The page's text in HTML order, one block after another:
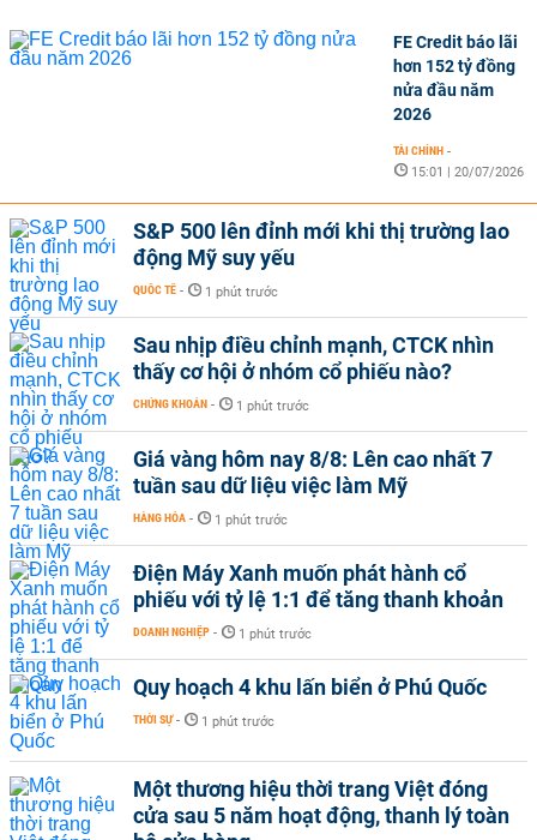
FE Credit báo lãi
hơn 152 tỷ đồng
nửa đầu năm
2026
TÀI CHÍNH -
15:01 | 20/07/2026
S&P 500 lên đỉnh mới khi thị trường lao
động Mỹ suy yếu
QUỐC TẾ - 1 phút trước
Sau nhịp điều chỉnh mạnh, CTCK nhìn
thấy cơ hội ở nhóm cổ phiếu nào?
CHỨNG KHOÁN - 1 phút trước
Giá vàng hôm nay 8/8: Lên cao nhất 7
tuần sau dữ liệu việc làm Mỹ
HÀNG HÓA - 1 phút trước
Điện Máy Xanh muốn phát hành cổ
phiếu với tỷ lệ 1:1 để tăng thanh khoản
DOANH NGHIỆP - 1 phút trước
Quy hoạch 4 khu lấn biển ở Phú Quốc
THỜI SỰ - 1 phút trước
Một thương hiệu thời trang Việt đóng
cửa sau 5 năm hoạt động, thanh lý toàn